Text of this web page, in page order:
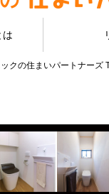
は
クの住まいパートナーズ